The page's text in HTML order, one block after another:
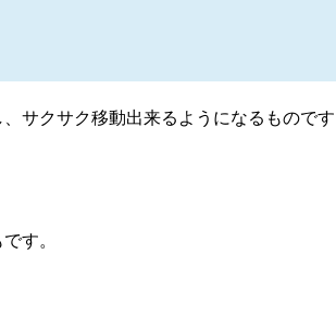
サクサク移動出来るようになるものです
す。